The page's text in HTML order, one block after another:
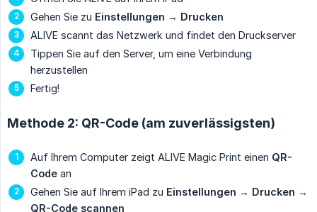
Gehen Sie zu Einstellungen → Drucken
ALIVE scannt das Netzwerk und findet den Druckserver
Tippen Sie auf den Server, um eine Verbindung
herzustellen
Fertig!
Methode 2: QR-Code (am zuverlässigsten)
Auf Ihrem Computer zeigt ALIVE Magic Print einen QR-
Code an
Gehen Sie auf Ihrem iPad zu Einstellungen → Drucken →
QR-Code scannen